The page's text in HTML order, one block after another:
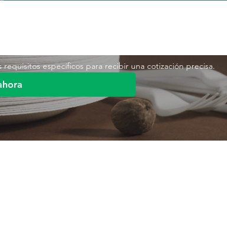
específicos para recibir una cotización precisa.